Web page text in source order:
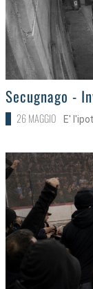
>
Secugnago -
26 MAGGIO E'